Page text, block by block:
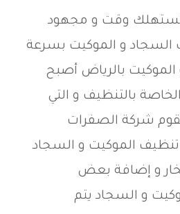
تستهلك وقت و مجهود
السجاد و الموكيت بسرعة
بالرياض أصبح
بالتنظيف و التي
شركة الصفرات
تنظيف الموكيت و السجاد
و إضافة بعض
و السجاد يتم